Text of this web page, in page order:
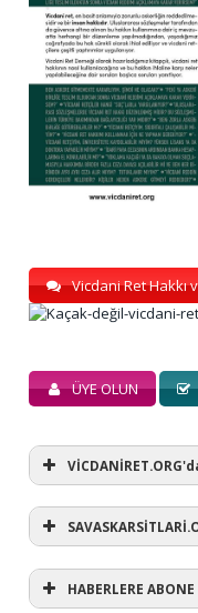
Vicdani Ret Hakkı
ÜYE OLUN
HABERLERE